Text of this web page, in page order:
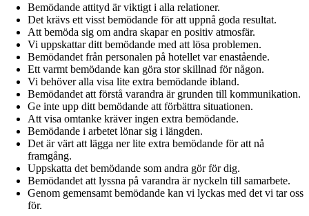
Bemödande attityd är viktigt i alla relationer.
Det krävs ett visst bemödande för att uppnå goda resultat.
Att bemöda sig om andra skapar en positiv atmosfär.
Vi uppskattar ditt bemödande med att lösa problemen.
Bemödandet från personalen på hotellet var enastående.
Ett varmt bemödande kan göra stor skillnad för någon.
Vi behöver alla visa lite extra bemödande ibland.
Bemödandet att förstå varandra är grunden till kommunikation.
Ge inte upp ditt bemödande att förbättra situationen.
Att visa omtanke kräver ingen extra bemödande.
Bemödande i arbetet lönar sig i längden.
Det är värt att lägga ner lite extra bemödande för att nå
framgång.
Uppskatta det bemödande som andra gör för dig.
Bemödandet att lyssna på varandra är nyckeln till samarbete.
Genom gemensamt bemödande kan vi lyckas med det vi tar oss
för.